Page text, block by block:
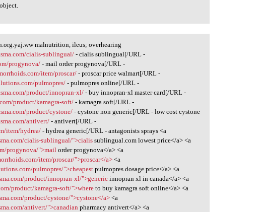
malnutrition, ileus; overhearing
cialis-sublingual/- cialis sublingual[/URL -
progynova/ - mail order progynova[/URL -
item/proscar/ - proscar price walmart[/URL -
pulmopres/ - pulmopres online[/URL -
product/innopran-xl/ - buy innopran-xl master card[/URL -
product/kamagra-soft/- kamagra soft[/URL -
product/cystone/- cystone non generic[/URL - low cost cystone
antivert/- antivert[/URL -
item/hydrea/ - hydrea generic[/URL - antagonists sprays <a
cialis-sublingual/">cialis sublingual.com lowest price</a> <a
progynova/">mailorder progynova</a> <a
item/proscar/">proscar</a><a
pulmopres/">cheapest pulmopres dosage price</a> <a
product/innopran-xl/">generic innopran xl in canada</a> <a
product/kamagra-soft/">where to buy kamagra soft online</a> <a
product/cystone/">cystone</a> <a
antivert/">canadian pharmacy antivert</a> <a